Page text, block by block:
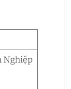
Nghiệp